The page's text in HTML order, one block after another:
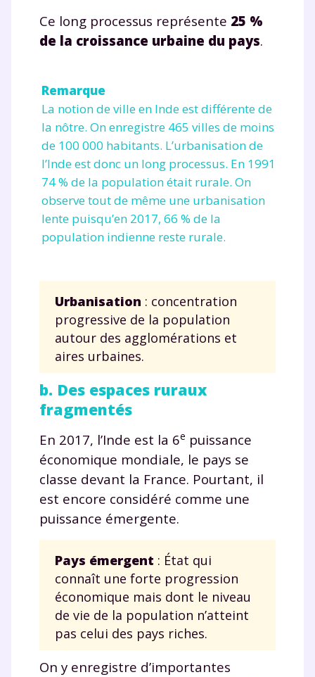
Ce long processus représente 25 %
de la croissance urbaine du pays.
Remarque
La notion de ville en Inde est différente de
la nôtre. On enregistre 465 villes de moins
de 100 000 habitants. L’urbanisation de
l’Inde est donc un long processus. En 1991
74 % de la population était rurale. On
observe tout de même une urbanisation
lente puisqu’en 2017, 66 % de la
population indienne reste rurale.
Urbanisation : concentration
progressive de la population
autour des agglomérations et
aires urbaines.
b. Des espaces ruraux
fragmentés
En 2017, l’Inde est la 6e puissance
économique mondiale, le pays se
classe devant la France. Pourtant, il
est encore considéré comme une
puissance émergente.
Pays émergent : État qui
connaît une forte progression
économique mais dont le niveau
de vie de la population n’atteint
pas celui des pays riches.
On y enregistre d’importantes